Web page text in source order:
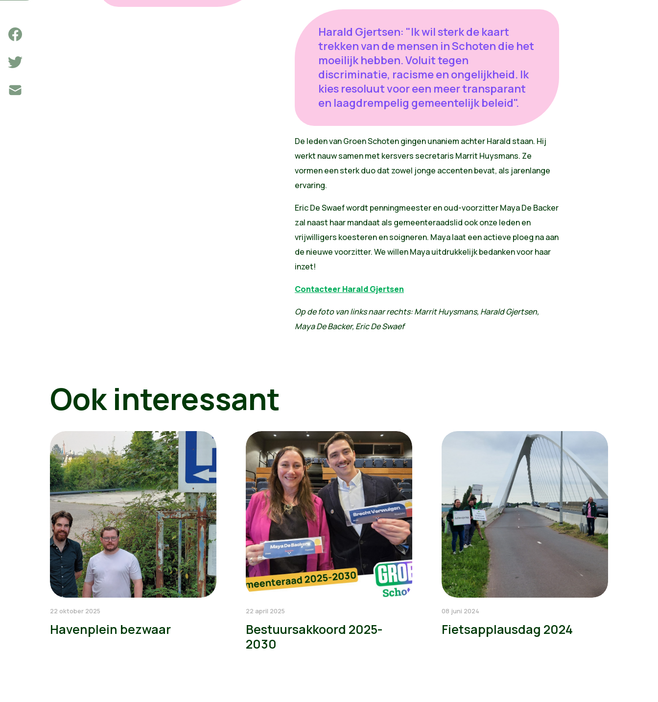
Harald Gjertsen: "Ik wil sterk de kaart
trekken van de mensen in Schoten die het
moeilijk hebben. Voluit tegen
discriminatie, racisme en ongelijkheid. Ik
kies resoluut voor een meer transparant
en laagdrempelig gemeentelijk beleid".
De leden van Groen Schoten gingen unaniem achter Harald staan. Hij
werkt nauw samen met kersvers secretaris Marrit Huysmans. Ze
vormen een sterk duo dat zowel jonge accenten bevat, als jarenlange
ervaring.
Eric De Swaef wordt penningmeester en oud-voorzitter Maya De Backer
zal naast haar mandaat als gemeenteraadslid ook onze leden en
vrijwilligers koesteren en soigneren. Maya laat een actieve ploeg na aan
de nieuwe voorzitter. We willen Maya uitdrukkelijk bedanken voor haar
inzet!
Contacteer Harald Gjertsen
Op de foto van links naar rechts: Marrit Huysmans, Harald Gjertsen,
Maya De Backer, Eric De Swaef
Ook interessant
22 oktober 2025
Havenplein bezwaar
22 april 2025
Bestuursakkoord 2025-
2030
08 juni 2024
Fietsapplausdag 2024